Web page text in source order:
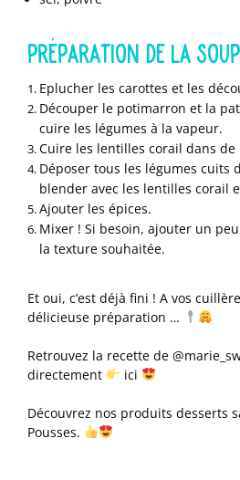
PRÉPARATION DE LA
Eplucher les carottes et les
Découper le potimarron et la
cuire les légumes à la vapeur.
Cuire les lentilles corail dans de
Déposer tous les légumes cuits
blender avec les lentilles corail
Ajouter les épices.
Mixer ! Si besoin, ajouter un peu
la texture souhaitée.
Et oui, c’est déjà fini ! A vos
délicieuse préparation …
Retrouvez la recette de
directement
ici
Découvrez nos produits desserts
Pousses.